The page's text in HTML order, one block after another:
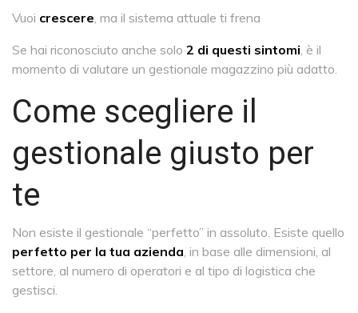
Vuoi crescere, ma il sistema attuale ti frena
Se hai riconosciuto anche solo 2 di questi sintomi, è il
momento di valutare un gestionale magazzino più adatto.
Come scegliere il
gestionale giusto per
te
Non esiste il gestionale “perfetto” in assoluto. Esiste quello
perfetto per la tua azienda, in base alle dimensioni, al
settore, al numero di operatori e al tipo di logistica che
gestisci.